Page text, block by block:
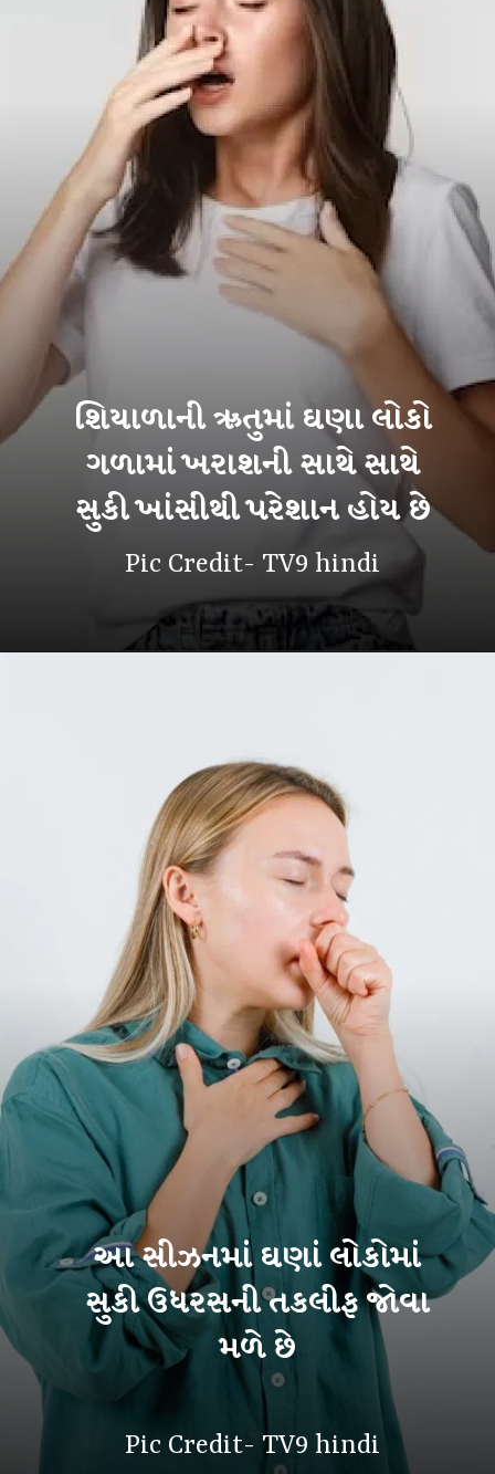
શિયાળાની ઋતુમાં ઘણા લોકો
ગળામાં ખરાશની સાથે સાથે
સુકી ખાંસીથી પરેશાન હોય છે
Pic Credit- TV9 hindi
આ સીઝનમાં ઘણાં લોકોમાં
સુકી ઉધરસની તકલીફ જોવા
મળે છે
Pic Credit- TV9 hindi